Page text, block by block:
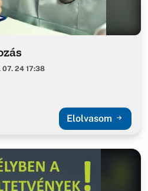
24 17:38
Elolvasom